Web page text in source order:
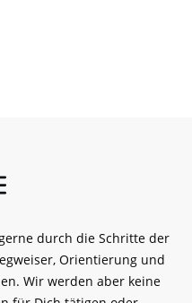
durch die Schritte der
Orientierung und
Wir werden aber keine